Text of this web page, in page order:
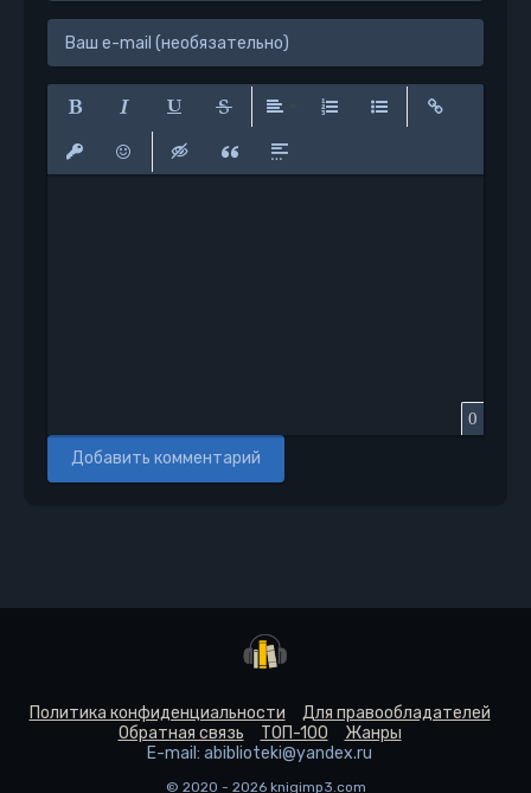
Полужирный
Курсив Подчеркнутый
ЗачеркнутыйВыравнивание
0
Добавить комментарий
Политика конфиденциальности
Для правообладателей
Обратная связь
ТОП-100
Жанры
E-mail: abiblioteki@yandex.ru
© 2020 - 2026 knigimp3.com